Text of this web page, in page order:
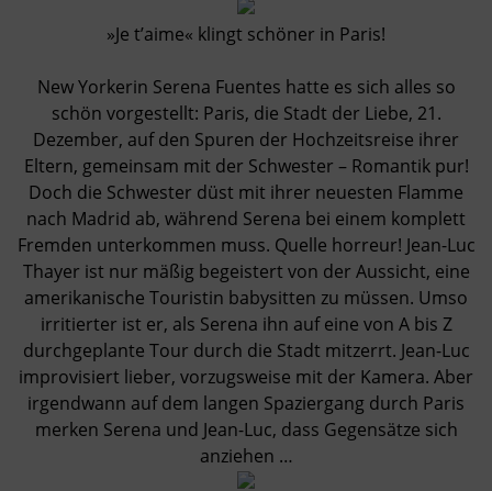
»Je t’aime« klingt schöner in Paris!
New Yorkerin Serena Fuentes hatte es sich alles so
schön vorgestellt: Paris, die Stadt der Liebe, 21.
Dezember, auf den Spuren der Hochzeitsreise ihrer
Eltern, gemeinsam mit der Schwester – Romantik pur!
Doch die Schwester düst mit ihrer neuesten Flamme
nach Madrid ab, während Serena bei einem komplett
Fremden unterkommen muss. Quelle horreur! Jean-Luc
Thayer ist nur mäßig begeistert von der Aussicht, eine
amerikanische Touristin babysitten zu müssen. Umso
irritierter ist er, als Serena ihn auf eine von A bis Z
durchgeplante Tour durch die Stadt mitzerrt. Jean-Luc
improvisiert lieber, vorzugsweise mit der Kamera. Aber
irgendwann auf dem langen Spaziergang durch Paris
merken Serena und Jean-Luc, dass Gegensätze sich
anziehen …